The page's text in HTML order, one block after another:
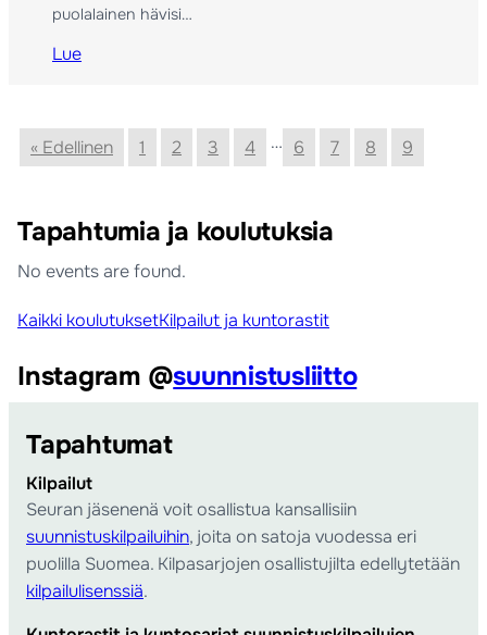
puolalainen hävisi…
Lue
« Edellinen 1 2 3 4 … 6 7 8 9
Tapahtumia ja koulutuksia
No events are found.
Kaikki koulutuksetKilpailut ja kuntorastit
Instagram @suunnistusliitto
Tapahtumat
Kilpailut
Seuran jäsenenä voit osallistua kansallisiin
suunnistuskilpailuihin, joita on satoja vuodessa eri
puolilla Suomea. Kilpasarjojen osallistujilta edellytetään
kilpailulisenssiä.